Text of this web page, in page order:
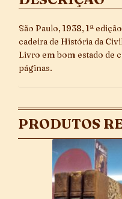
São Paulo, 1938, 1ª
cadeira de História da
Livro em bom estado de
páginas.
PRODUTOS